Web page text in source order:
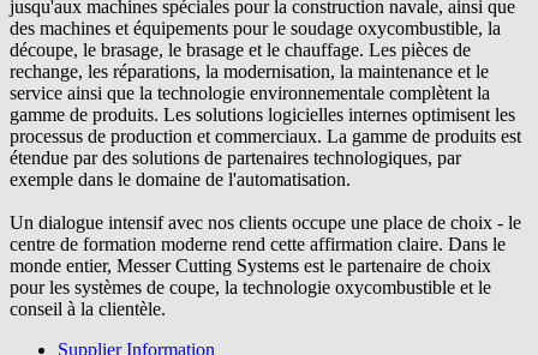
jusqu'aux machines spéciales pour la construction navale, ainsi que
des machines et équipements pour le soudage oxycombustible, la
découpe, le brasage, le brasage et le chauffage. Les pièces de
rechange, les réparations, la modernisation, la maintenance et le
service ainsi que la technologie environnementale complètent la
gamme de produits. Les solutions logicielles internes optimisent les
processus de production et commerciaux. La gamme de produits est
étendue par des solutions de partenaires technologiques, par
exemple dans le domaine de l'automatisation.
Un dialogue intensif avec nos clients occupe une place de choix - le
centre de formation moderne rend cette affirmation claire. Dans le
monde entier, Messer Cutting Systems est le partenaire de choix
pour les systèmes de coupe, la technologie oxycombustible et le
conseil à la clientèle.
Supplier Information